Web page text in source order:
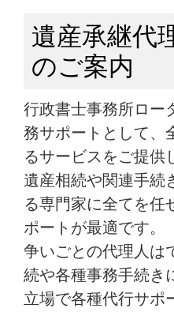
遺産承継代
のご案内
行政書士事務所ロー
務サポートとして、
るサービスをご提供
遺産相続や関連手続
る専門家に全てを任
ポートが最適です。
争いごとの代理人は
続や各種事務手続き
立場で各種代行サポ